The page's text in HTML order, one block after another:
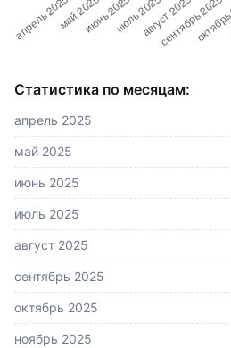
Статистика по месяцам:
апрель 2025
май 2025
июнь 2025
июль 2025
август 2025
сентябрь 2025
октябрь 2025
ноябрь 2025